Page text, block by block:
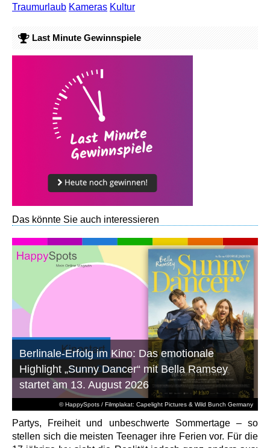
Traumurlaub Kameras Kultur
Last Minute Gewinnspiele
Das könnte Sie auch interessieren
© HappySpots / Filmplakat: Capelight Pictures & Wild Bunch Germany
Berlinale-Erfolg im Kino: Das emotionale
Highlight „Sunny Dancer“ mit Bella Ramsey
startet am 13. August 2026
Partys, Freiheit und unbeschwerte Sommertage – so
stellen sich die meisten Teenager ihre Ferien vor. Für die